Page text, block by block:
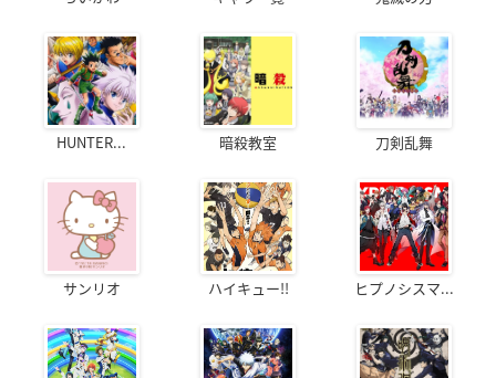
HUNTER... 暗殺教室 刀剣乱舞
サンリオ ハイキュー!! ヒプノシスマ...